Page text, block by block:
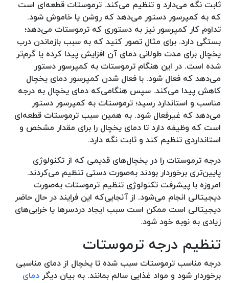
ثابت نگه می‌دارد و تنظیم می‌کند. ترموستات قطعه‌ای است
که به کمپرسور دستور می‌دهد که روشن یا خاموش شود‌.
تداوم کار کمپرسور نیز به دستوری که ترموستات می‌دهد؛
بستگی دارد. برای مثال تصور کنید که به سبب بازماندن درب
یخچال برای مدت طولانی دمای آن افزایش پیدا کرده یا گرم‌تر
شده است. در این هنگام ترموستات به کمپرسور دستور
می‌دهد که فعال شود. با فعال شدن کمپرسور دمای یخچال
کاهش پیدا می‌کند. سپس هنگامی‌که دمای یخچال به درجه
مناسب و استاندارد رسید؛ ترموستات به کمپرسور دستور
می‌دهد که غیرفعال شود. به همین سبب ترموستات قطعه‌‌ای
است که وظیفه دارد تا دمای یخچال را برای مقدار مشخص و
استانداردی تنظیم کند و ثابت نگه دارد.
درجه ترموستات را در یخچال‌های قدیمی که از تکنولوژی
پایین‌تری برخوردار بودند به‌صورت دستی تنظیم می‌کردند.
امروزه با پیشرفت تکنولوژی تنظیم ترموستات به‌صورت
دیجیتالی انجام می‌شود. از آنجایی‌که این فرایند در حال حاضر
دیجیتالی است ممکن است سبب ایجاد دردسرها یا خرابی‌های
زیادی به نوبه خود شود.
تنظیم درجه ترموستات
درجه مناسب ترموستات سبب شده تا یخچال از دمای مناسبی
برخوردار شود و مواد غذایی سالم بمانند. به بیان دیگردمای